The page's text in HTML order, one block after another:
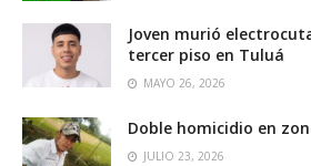
Joven murió
tercer piso en Tuluá
MAYO 26, 2026
Doble homicidio en
JULIO 23, 2026